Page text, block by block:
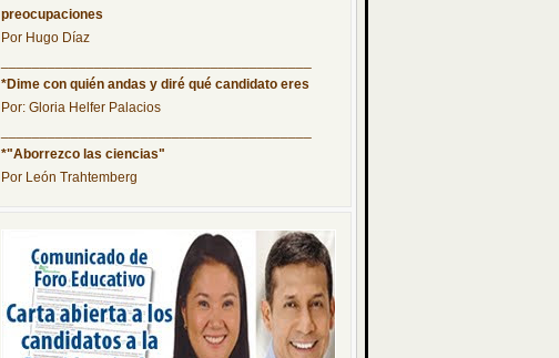
preocupaciones
Por Hugo Díaz
*Dime con quién andas y diré qué candidato eres
Por: Gloria Helfer Palacios
*"Aborrezco las ciencias"
Por León Trahtemberg